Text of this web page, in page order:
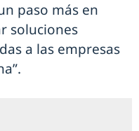
paso más en
soluciones
a las empresas